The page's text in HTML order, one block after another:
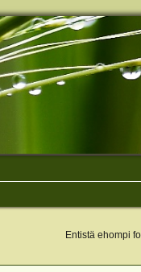
Entistä ehompi